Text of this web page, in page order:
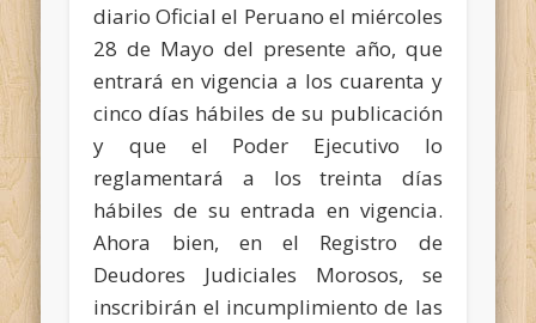
diario Oficial el Peruano el miércoles
28 de Mayo del presente año, que
entrará en vigencia a los cuarenta y
cinco días hábiles de su publicación
y que el Poder Ejecutivo lo
reglamentará a los treinta días
hábiles de su entrada en vigencia.
Ahora bien, en el Registro de
Deudores Judiciales Morosos, se
inscribirán el incumplimiento de las